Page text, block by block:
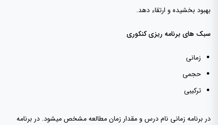
بهبود بخشیده و ارتقاء دهد.
سبک های برنامه ریزی کنکوری
زمانی
حجمی
ترکیبی
در برنامه زمانی نام درس و مقدار زمان مطالعه مشخص میشود. در برنامه